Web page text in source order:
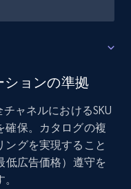
ションの準拠
ャネルにおけるSKU
確保。カタログの複
ングを実現すること
低広告価格）遵守を